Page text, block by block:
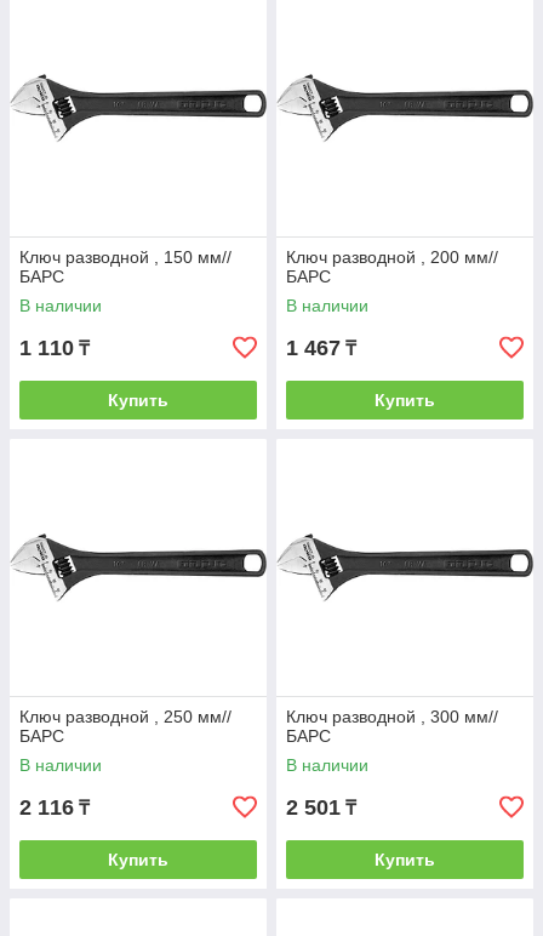
Ключ разводной , 150 мм//
БАРС
В наличии
1 110 ₸
Купить
Ключ разводной , 200 мм//
БАРС
В наличии
1 467 ₸
Купить
Ключ разводной , 250 мм//
БАРС
В наличии
2 116 ₸
Купить
Ключ разводной , 300 мм//
БАРС
В наличии
2 501 ₸
Купить